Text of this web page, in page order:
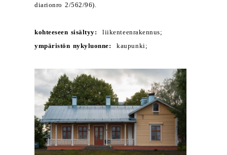
diarionro 2/562/96).
kohteeseen sisältyy: liikenteenrakennus;
ympäristön nykyluonne: kaupunki;